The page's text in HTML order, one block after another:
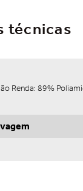
técnicas
Renda: 89%